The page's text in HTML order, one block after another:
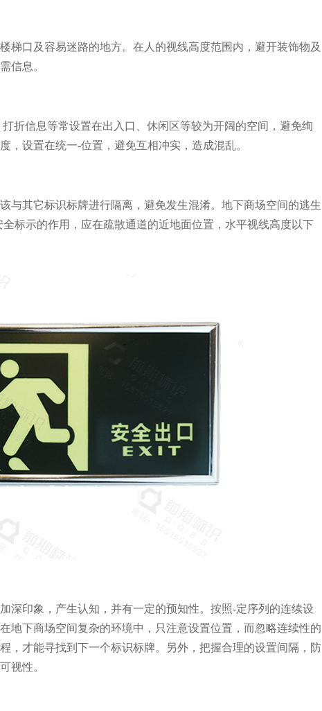
梯口及容易迷路的地方。在人的视线高度范围内，避开装饰物及
信息。
折信息等常设置在出入口、休闲区等较为开阔的空间，避免绚
设置在统一-位置，避免互相冲实，造成混乱。
与其它标识标牌进行隔离，避免发生混淆。地下商场空间的逃生
标示的作用，应在疏散通道的近地面位置，水平视线高度以下
深印象，产生认知，并有一定的预知性。按照-定序列的连续设
地下商场空间复杂的环境中，只注意设置位置，而忽略连续性的
，才能寻找到下一个标识标牌。另外，把握合理的设置间隔，防
视性。